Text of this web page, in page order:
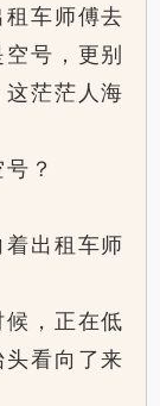
车师傅去
号，更别
茫茫人海
？
出租车师
，正在低
看向了来